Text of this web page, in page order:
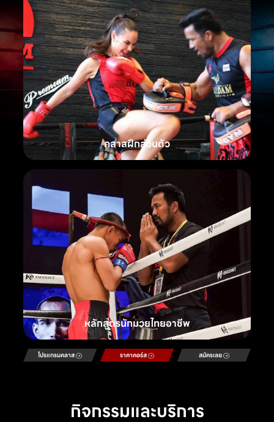
คลาสฝึกส่วนตัว
หลักสูตรนักมวยไทยอาชีพ
โปรแกรมคลาส ราคาคอร์ส สมัครเลย
กิจกรรมและบริการ